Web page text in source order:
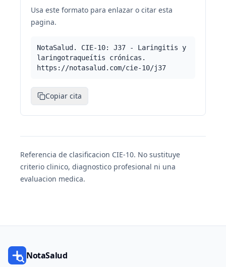
Usa este formato para enlazar o citar esta
pagina.
NotaSalud. CIE-10: J37 - Laringitis y
laringotraqueítis crónicas.
https://notasalud.com/cie-10/j37
Copiar cita
Referencia de clasificacion CIE-10. No sustituye
criterio clinico, diagnostico profesional ni una
evaluacion medica.
NotaSalud